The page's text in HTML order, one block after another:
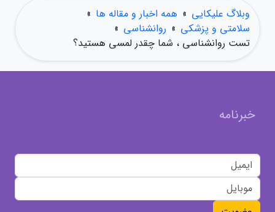
وبلاگ علیکایی » همه اخبار و مقاله ها »
سلامتی و پزشکی » روانشناسی »
تست روانشناسی ، شما چقدر لمسی هستید؟
خبرنامه